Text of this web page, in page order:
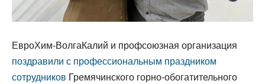
ЕвроХим-ВолгаКалий и профсоюзная организация
поздравили с профессиональным праздником
сотрудников Гремячинского горно-обогатительного